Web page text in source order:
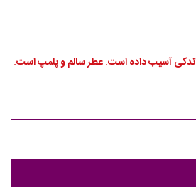
آسیب داده است. عطر سالم و پلمپ است.